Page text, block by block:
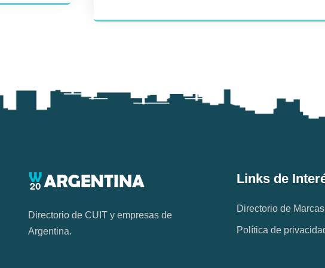
Directorio de CUIT y empresas de
Argentina.
Links de
Directorio de Marcas
Política de